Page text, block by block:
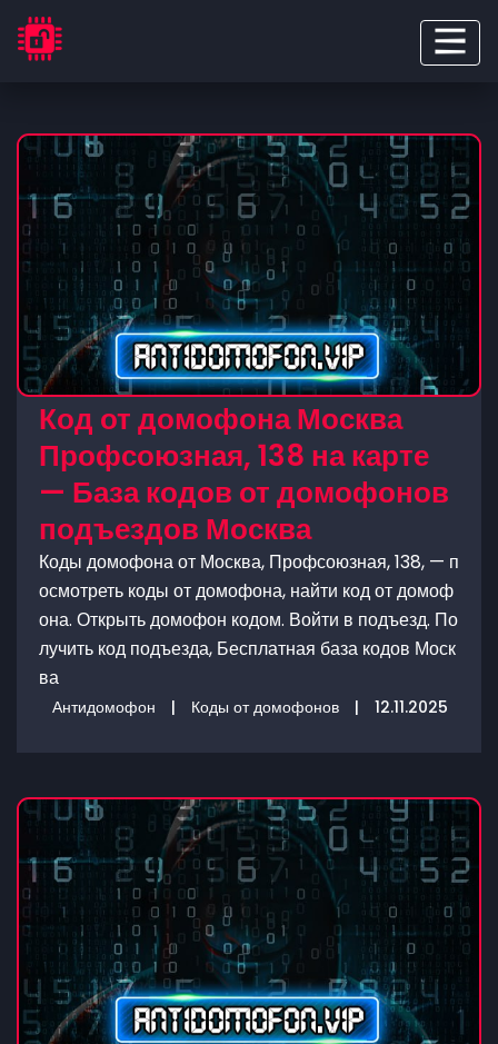
Код от домофона Москва
Профсоюзная, 138 на карте
— База кодов от домофонов
подъездов Москва
Коды домофона от Москва, Профсоюзная, 138, — п
осмотреть коды от домофона, найти код от домоф
она. Открыть домофон кодом. Войти в подъезд. По
лучить код подъезда, Бесплатная база кодов Моск
ва
Антидомофон | Коды от домофонов | 12.11.2025